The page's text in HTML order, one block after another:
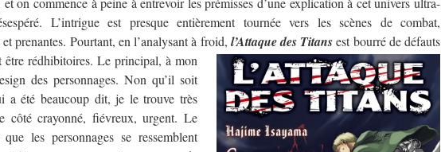
L’intrigue est presque entièrement tournée vers les scènes de combat,
prenantes. Pourtant, en l’analysant à froid, l’Attaque des Titansest bourré de défauts
rédhibitoires. Le principal, à mon
des personnages. Non qu’il soit
a été beaucoup dit, je le trouve très
côté crayonné, fiévreux, urgent. Le
les personnages se ressemblent